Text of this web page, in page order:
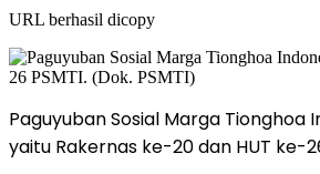
URL berhasil dicopy
Paguyuban Sosial Marga
yaitu Rakernas ke-20 dan HUT ke-